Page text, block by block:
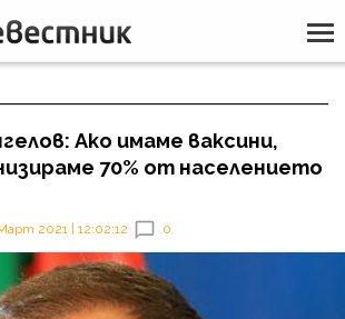
Ако имаме ваксини,
70% от населението
2021 | 12:02:12 0